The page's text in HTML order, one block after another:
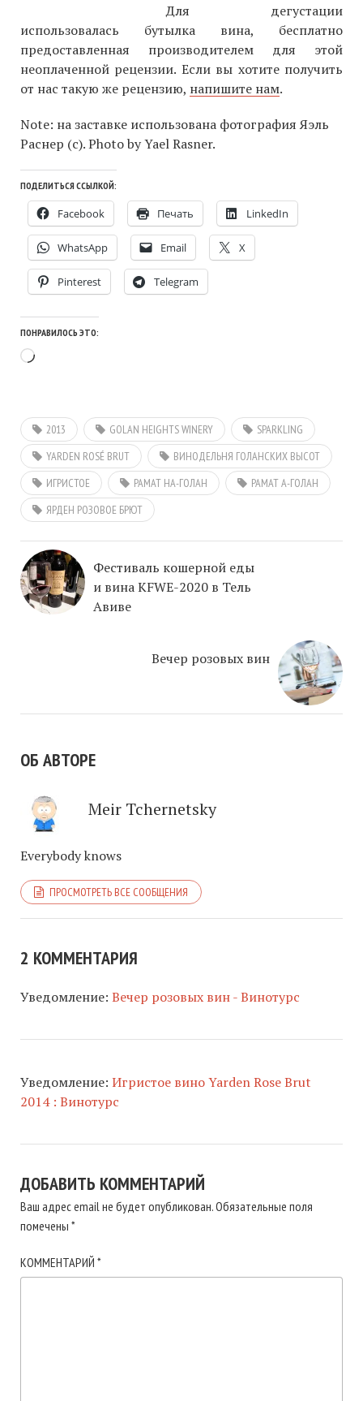
Для дегустации
использовалась бутылка вина, бесплатно
предоставленная производителем для этой
неоплаченной рецензии. Если вы хотите получить
от нас такую же рецензию, напишите нам.
Note: на заставке использована фотография Яэль
Раснер (с). Photo by Yael Rasner.
ПОДЕЛИТЬСЯ ССЫЛКОЙ:
Facebook Печать LinkedIn
WhatsApp Email X
Pinterest Telegram
ПОНРАВИЛОСЬ ЭТО:
Загрузка…
2013 GOLAN HEIGHTS WINERY
SPARKLING
YARDEN ROSÉ BRUT
ВИНОДЕЛЬНЯ ГОЛАНСКИХ ВЫСОТ
ИГРИСТОЕ
РАМАТ HА-ГОЛАН
РАМАТ А-ГОЛАН
ЯРДЕН РОЗОВОЕ БРЮТ
Фестиваль кошерной еды
и вина KFWE-2020 в Тель
Авиве
Вечер розовых вин
ОБ АВТОРЕ
Meir Tchernetsky
Everybody knows
ПРОСМОТРЕТЬ ВСЕ СООБЩЕНИЯ
2 КОММЕНТАРИЯ
Уведомление: Вечер розовых вин - Винотурс
Уведомление: Игристое вино Yarden Rose Brut
2014 : Винотурс
ДОБАВИТЬ КОММЕНТАРИЙ
Ваш адрес email не будет опубликован.Обязательные поля
помечены *
КОММЕНТАРИЙ *